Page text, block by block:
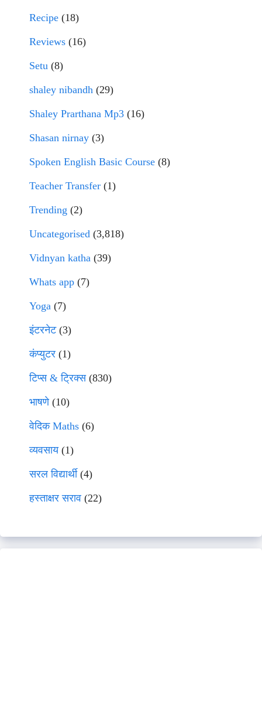
Recipe (18)
Reviews (16)
Setu (8)
shaley nibandh (29)
Shaley Prarthana Mp3 (16)
Shasan nirnay (3)
Spoken English Basic Course (8)
Teacher Transfer (1)
Trending (2)
Uncategorised (3,818)
Vidnyan katha (39)
Whats app (7)
Yoga (7)
इंटरनेट(3)
कंप्युटर (1)
टिप्स & ट्रिक्स(830)
भाषणे(10)
वेदिक Maths (6)
व्यवसाय(1)
सरल विद्यार्थी(4)
हस्ताक्षर सराव (22)